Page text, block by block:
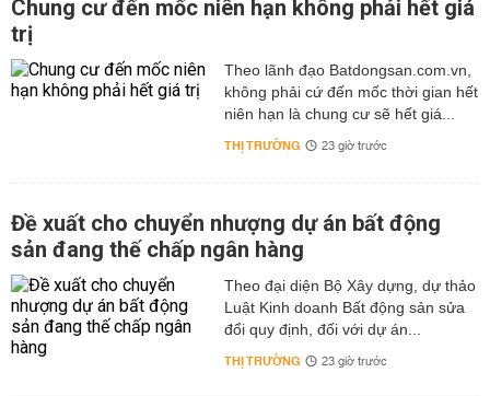
Chung cư đến mốc niên hạn không phải hết giá
trị
Theo lãnh đạo Batdongsan.com.vn,
không phải cứ đến mốc thời gian hết
niên hạn là chung cư sẽ hết giá...
THỊ TRƯỜNG 23 giờ trước
Đề xuất cho chuyển nhượng dự án bất động
sản đang thế chấp ngân hàng
Theo đại diện Bộ Xây dựng, dự thảo
Luật Kinh doanh Bất động sản sửa
đổi quy định, đối với dự án...
THỊ TRƯỜNG 23 giờ trước